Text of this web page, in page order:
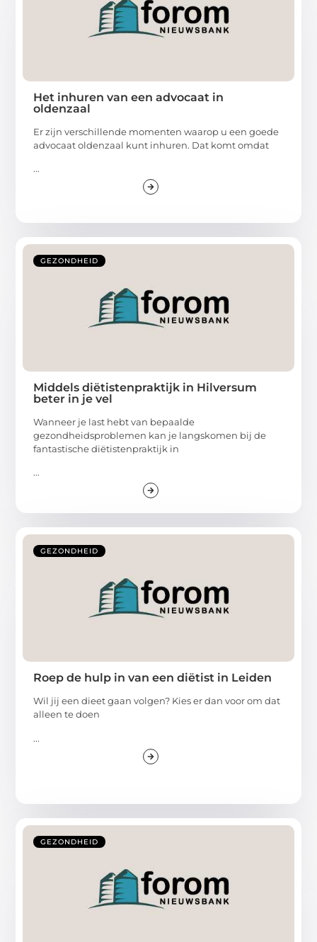
Het inhuren van een advocaat in
oldenzaal
Er zijn verschillende momenten waarop u een goede
advocaat oldenzaal kunt inhuren. Dat komt omdat
...
GEZONDHEID
Middels diëtistenpraktijk in Hilversum
beter in je vel
Wanneer je last hebt van bepaalde
gezondheidsproblemen kan je langskomen bij de
fantastische diëtistenpraktijk in
...
GEZONDHEID
Roep de hulp in van een diëtist in Leiden
Wil jij een dieet gaan volgen? Kies er dan voor om dat
alleen te doen
...
GEZONDHEID